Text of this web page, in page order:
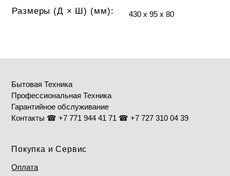
Размеры (Д × Ш) (мм): 430 х 95 х 80
Бытовая Техника
Профессиональная Техника
Гарантийное обслуживание
Контакты ☎ +7 771 944 41 71 ☎ +7 727 310 04 39
Покупка и Сервис
Оплата